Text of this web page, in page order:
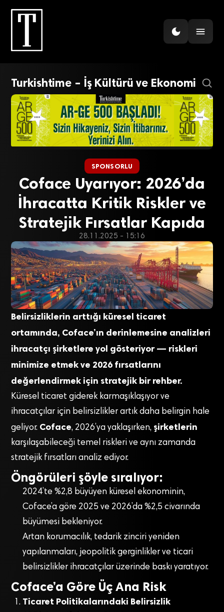
Turkishtime – İş Kültürü ve Ekonomi
SPONSORLU
Coface Uyarıyor: 2026’da
İhracatta Kritik Riskler ve
Stratejik Fırsatlar Kapıda
28.11.2025 - 15:16
Belirsizliklerin arttığı küresel ticaret
ortamında, Coface’ın derinlemesine analizleri
ihracatçı şirketlere yol gösteriyor — riskleri
minimize etmek ve 2026 fırsatlarını
değerlendirmek için stratejik bir rehber.
Küresel ticaret giderek karmaşıklaşıyor ve
ihracatçılar için belirsizlikler artık daha belirgin hale
geliyor. Coface, 2026’ya yaklaşırken, şirketlerin
karşılaşabileceği temel riskleri ve aynı zamanda
stratejik fırsatları analiz ediyor.
Öngörüleri şöyle sıralıyor:
2024’te %2,8 büyüyen küresel ekonominin,
Coface’a göre 2025 ve 2026’da %2,5 civarında
büyümesi bekleniyor.
Artan korumacılık, tedarik zinciri yeniden
yapılanmaları, jeopolitik gerginlikler ve ticari
belirsizlikler ihracatçılar üzerinde baskı yaratıyor.
Coface’a Göre Üç Ana Risk
Ticaret Politikalarındaki Belirsizlik